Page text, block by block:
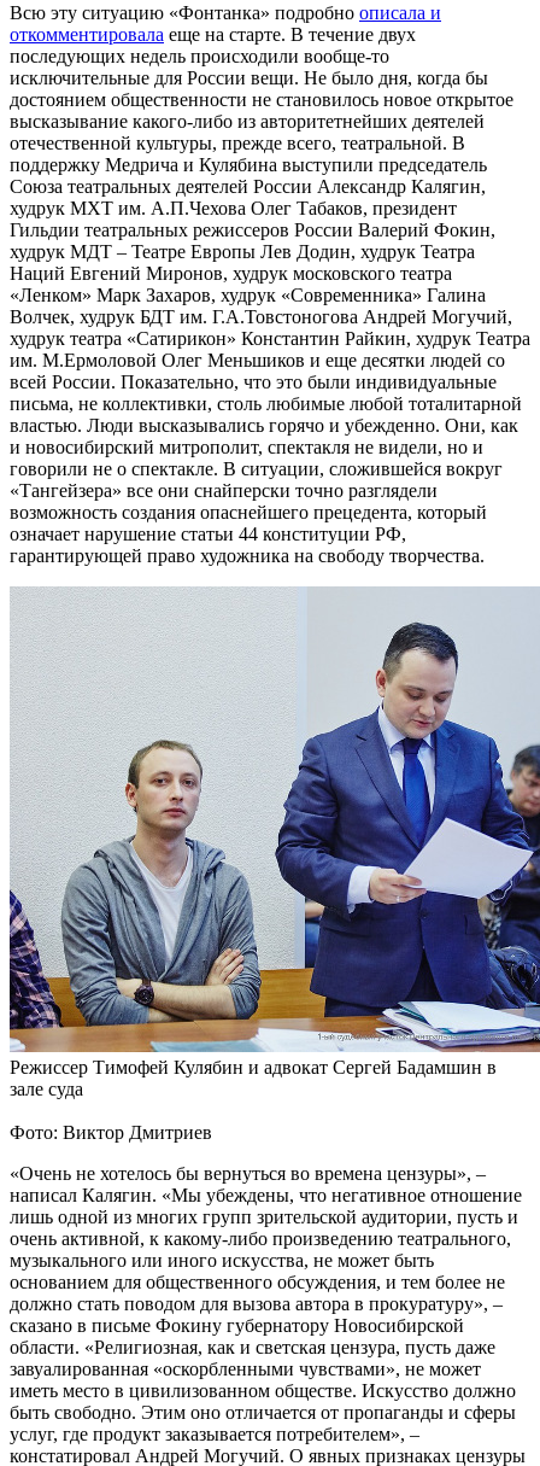
Всю эту ситуацию «Фонтанка» подробно описала и
откомментировала еще на старте. В течение двух
последующих недель происходили вообще-то
исключительные для России вещи. Не было дня, когда бы
достоянием общественности не становилось новое открытое
высказывание какого-либо из авторитетнейших деятелей
отечественной культуры, прежде всего, театральной. В
поддержку Медрича и Кулябина выступили председатель
Союза театральных деятелей России Александр Калягин,
худрук МХТ им. А.П.Чехова Олег Табаков, президент
Гильдии театральных режиссеров России Валерий Фокин,
худрук МДТ – Театре Европы Лев Додин, худрук Театра
Наций Евгений Миронов, худрук московского театра
«Ленком» Марк Захаров, худрук «Современника» Галина
Волчек, худрук БДТ им. Г.А.Товстоногова Андрей Могучий,
худрук театра «Сатирикон» Константин Райкин, худрук Театра
им. М.Ермоловой Олег Меньшиков и еще десятки людей со
всей России. Показательно, что это были индивидуальные
письма, не коллективки, столь любимые любой тоталитарной
властью. Люди высказывались горячо и убежденно. Они, как
и новосибирский митрополит, спектакля не видели, но и
говорили не о спектакле. В ситуации, сложившейся вокруг
«Тангейзера» все они снайперски точно разглядели
возможность создания опаснейшего прецедента, который
означает нарушение статьи 44 конституции РФ,
гарантирующей право художника на свободу творчества.
Режиссер Тимофей Кулябин и адвокат Сергей Бадамшин в
зале суда
Фото: Виктор Дмитриев
«Очень не хотелось бы вернуться во времена цензуры», –
написал Калягин. «Мы убеждены, что негативное отношение
лишь одной из многих групп зрительской аудитории, пусть и
очень активной, к какому-либо произведению театрального,
музыкального или иного искусства, не может быть
основанием для общественного обсуждения, и тем более не
должно стать поводом для вызова автора в прокуратуру», –
сказано в письме Фокину губернатору Новосибирской
области. «Религиозная, как и светская цензура, пусть даже
завуалированная «оскорбленными чувствами», не может
иметь место в цивилизованном обществе. Искусство должно
быть свободно. Этим оно отличается от пропаганды и сферы
услуг, где продукт заказывается потребителем», –
констатировал Андрей Могучий. О явных признаках цензуры